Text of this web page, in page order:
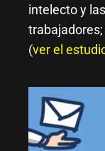
intelecto y
(ver el